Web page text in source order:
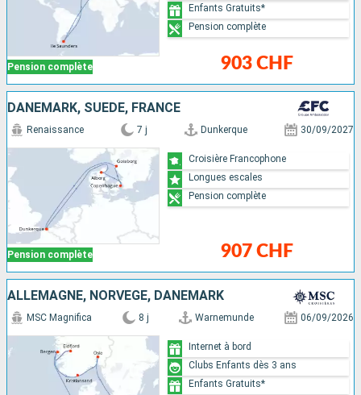
Pension complète 903 CHF
Enfants Gratuits*
Pension complète
DANEMARK, SUÈDE, FRANCE
Pension complète
Renaissance 7 j Dunkerque 30/09/2027
907 CHF
Croisière Francophone
Longues escales
Pension complète
ALLEMAGNE, NORVÈGE, DANEMARK
MSC Magnifica 8 j Warnemunde 06/09/2026
Internet à bord
Clubs Enfants dès 3 ans
Enfants Gratuits*